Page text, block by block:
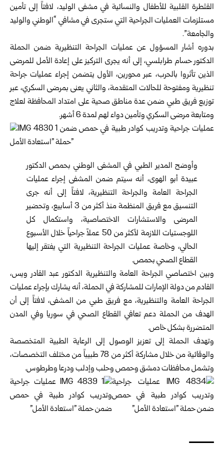
القثطرة القلبية للأطفال والنسائية في مشفى الوليد، لافتاً إلى تأمين
مستلزمات العمليات الجراحية التي ستجرى في مشافي “الوطني والوليد
والجامعة”.
بدوره أشار المسؤول عن عمليات الجراحة التنظيرية ضمن الحملة
الدكتور حسام طرابلسي، إلى أنه يجرى التركيز على إعادة الأمل للمرضى
الذين تأثروا بالحرب، عبر محورين، الأول يتضمن إجراء عمليات جراحة
تنظيرية ومفتوحة للحالات المتقدمة، والثاني يعنى بمرضى السكري، عبر
توزيع فريق طبي ضمن عدة مناطق صحية على امتداد المحافظة لعلاج
ومتابعة مرضى السكري وتأمين دواء لهم لمدة 6 أشهر.
وأوضح المدير الطبي في المشفى الوطني بحمصالدكتور
عبيدة أبو الهوى، أنه سيتم ضمن المشفى إجراء عمليات
الجراحة العامة والجراحة التنظيرية، لافتاً إلى أنه جرى
التنسيق مع فريق المنظمة منذ أكثر من 3 أسابيع، وتحضير
المرضى والاستشارات الاختصاصية، واستكمال كل
اللوجستيات اللازمة لأكثر من 50 عملاً جراحياً خلال الأسبوع
الحالي، وخاصة عمليات الجراحة التنظيرية التي يفتقر إليها
القطاع الصحي بحمص.
وبين اختصاصي الجراحة العامة والتنظيرية الدكتور عبد القادر ويس،
القادم من دولة الإمارات للمشاركة في الحملة، أنه يشارك بإجراء عمليات
الجراحة العامة والتنظيرية، مع فريق طبي من المشفى، لافتاً إلى أن
الهدف من الحملة دعم تعافي القطاع الصحي في سوريا وفي المدن
المتضررة بشكل خاص.
وتهدف الحملة إلى تعزيز الوصول إلى الرعاية الطبية المتخصصة
والوقائية من خلال مشاركة أكثر من 78 طبيباً من مختلف التخصصات،
وتشمل محافظات دمشق وحمص وحلب وإدلب ودرعا وطرطوس.